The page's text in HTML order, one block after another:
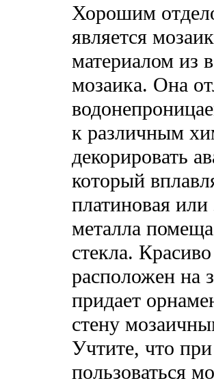
Хорошим
является
материалом из
мозаика. Она
к различным
декорировать
который
платиновая или
металла
стекла.
расположен на
придает
стену
Учтите, что
пользоваться